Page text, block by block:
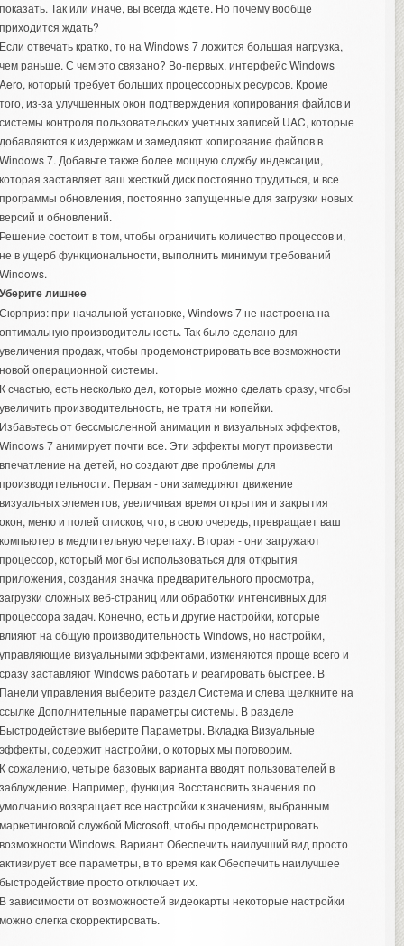
Так или иначе, вы всегда ждете. Но почему вообще
ждать?
отвечать кратко, то на Windows 7 ложится большая нагрузка,
раньше. С чем это связано? Во-первых, интерфейс Windows
который требует больших процессорных ресурсов. Кроме
из-за улучшенных окон подтверждения копирования файлов и
контроля пользовательских учетных записей UAC, которые
к издержкам и замедляют копирование файлов в
7. Добавьте также более мощную службу индексации,
заставляет ваш жесткий диск постоянно трудиться, и все
обновления, постоянно запущенные для загрузки новых
и обновлений.
состоит в том, чтобы ограничить количество процессов и,
в ущерб функциональности, выполнить минимум требований
лишнее
при начальной установке, Windows 7 не настроена на
производительность. Так было сделано для
продаж, чтобы продемонстрировать все возможности
операционной системы.
счастью, есть несколько дел, которые можно сделать сразу, чтобы
производительность, не тратя ни копейки.
от бессмысленной анимации и визуальных эффектов,
7 анимирует почти все. Эти эффекты могут произвести
на детей, но создают две проблемы для
Первая - они замедляют движение
элементов, увеличивая время открытия и закрытия
меню и полей списков, что, в свою очередь, превращает ваш
в медлительную черепаху. Вторая - они загружают
который мог бы использоваться для открытия
создания значка предварительного просмотра,
сложных веб-страниц или обработки интенсивных для
задач. Конечно, есть и другие настройки, которые
на общую производительность Windows, но настройки,
визуальными эффектами, изменяются проще всего и
заставляют Windows работать и реагировать быстрее. В
управления выберите раздел Система и слева щелкните на
Дополнительные параметры системы. В разделе
выберите Параметры. Вкладка Визуальные
содержит настройки, о которых мы поговорим.
сожалению, четыре базовых варианта вводят пользователей в
Например, функция Восстановить значения по
возвращает все настройки к значениям, выбранным
службой Microsoft, чтобы продемонстрировать
Windows. Вариант Обеспечить наилучший вид просто
все параметры, в то время как Обеспечить наилучшее
просто отключает их.
зависимости от возможностей видеокарты некоторые настройки
слегка скорректировать.